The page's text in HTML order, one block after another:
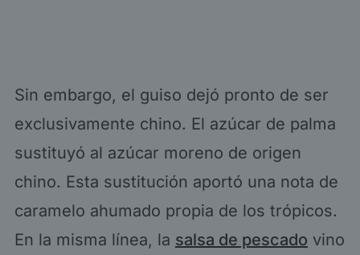
Sin embargo, el guiso dejó pronto de ser
exclusivamente chino. El azúcar de palma
sustituyó al azúcar moreno de origen
chino. Esta sustitución aportó una nota de
caramelo ahumado propia de los trópicos.
En la misma línea, la salsa de pescado vino